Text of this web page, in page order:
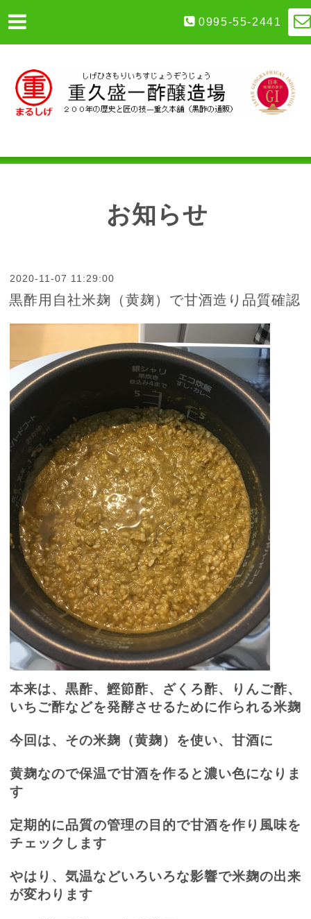
0995-55-2441
お知らせ
2020-11-07 11:29:00
黒酢用自社米麹（黄麹）で甘酒造り品質確認
本来は、黒酢、鰹節酢、ざくろ酢、りんご酢、
いちご酢などを発酵させるために作られる米麹
今回は、その米麹（黄麹）を使い、甘酒に
黄麹なので保温で甘酒を作ると濃い色になりま
す
定期的に品質の管理の目的で甘酒を作り風味を
チェックします
やはり、気温などいろいろな影響で米麹の出来
が変わります